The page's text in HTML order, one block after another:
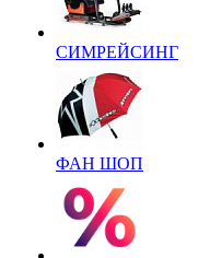
СИМРЕЙСИНГ
ФАН ШОП